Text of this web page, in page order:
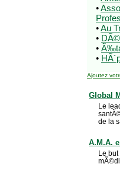
•
•Au
•
•
•
Ajoutez
Global
Le
de la
A.M.A.
Le but